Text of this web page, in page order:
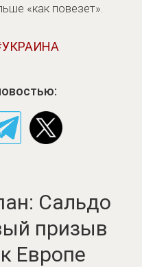
«как повезет».
УКРАИНА
Сальдо
призыв
Европе